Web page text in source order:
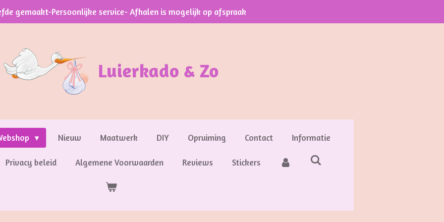
gemaakt-Persoonlijke service- Afhalen is mogelijk op afspraak
Luierkado & Zo
Nieuw Maatwerk DIY Opruiming Contact Informatie
Privacy beleid Algemene Voorwaarden Reviews Stickers